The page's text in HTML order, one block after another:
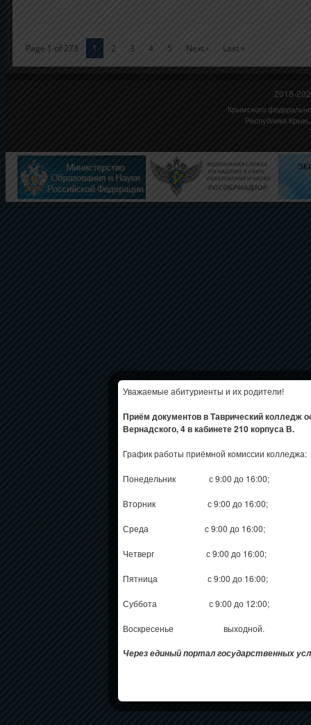
Page 1 of 273 1 2 3 4 5 Next › Last »
2015-
Крымского
Республика
Уважаемые абитуриенты и их родители!
Приём документов в Таврический колледж
Вернадского, 4 в кабинете 210 корпуса В.
График работы приёмной комиссии колледжа:
Понедельник с 9:00 до 16:00;
Вторник с 9:00 до 16:00;
Среда с 9:00 до 16:00;
Четверг с 9:00 до 16:00;
Пятница с 9:00 до 16:00;
Суббота с 9:00 до 12:00;
Воскресенье выходной.
Через единый портал государственных